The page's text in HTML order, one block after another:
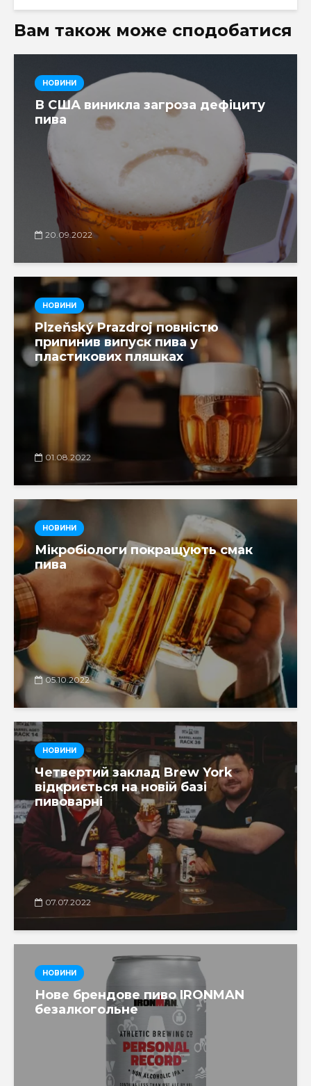
Вам також може сподобатися
НОВИНИ
В США виникла загроза дефіциту
пива
20.09.2022
НОВИНИ
Plzeňský Prazdroj повністю
припинив випуск пива у
пластикових пляшках
01.08.2022
НОВИНИ
Мікробіологи покращують смак
пива
05.10.2022
НОВИНИ
Четвертий заклад Brew York
відкриється на новій базі
пивоварні
07.07.2022
НОВИНИ
Нове брендове пиво IRONMAN
безалкогольне